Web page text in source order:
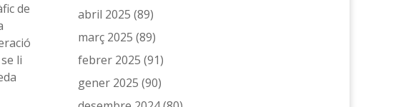
de
li
abril 2025 (89)
març 2025 (89)
febrer 2025 (91)
gener 2025 (90)